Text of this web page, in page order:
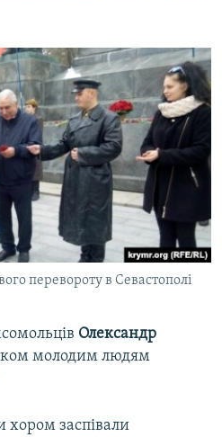
перевороту в Севастополі
Олександр
молодим людям
хором заспівали